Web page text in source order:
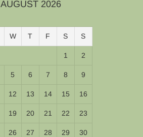
AUGUST 2026
W T F S S
1 2
5 6 7 8 9
12 13 14 15 16
19 20 21 22 23
26 27 28 29 30